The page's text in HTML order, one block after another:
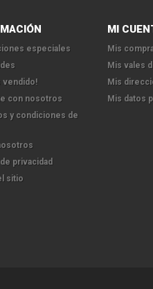
especiales
vendido!
con nosotros
y condiciones de
privacidad
sitio
MI
Mis
Mis vales
Mis
Mis datos